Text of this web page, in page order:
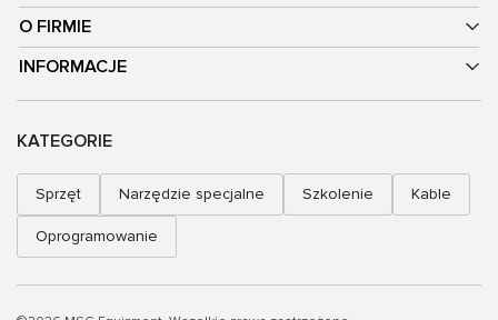
O FIRMIE
INFORMACJE
KATEGORIE
Sprzęt Narzędzie specjalne Szkolenie Kable
Oprogramowanie